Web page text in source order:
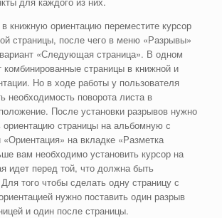
книжную ориентацию переместите курсор
страницы, после чего в меню «Разрывы»
«Следующая страница». В одном
комбинированные страницы в книжной и
Но в ходе работы у пользователя
необходимость поворота листа в
После установки разрывов нужно
ориентацию страницы на альбомную с
на вкладке «Разметка
вам необходимо установить курсор на
идет перед той, что должна быть
того чтобы сделать одну страницу с
нужно поставить один разрыв
и один после страницы.